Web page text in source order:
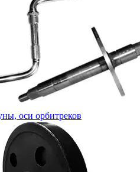
оси орбитреков